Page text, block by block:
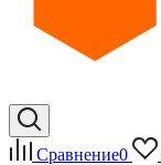
Сравнение0